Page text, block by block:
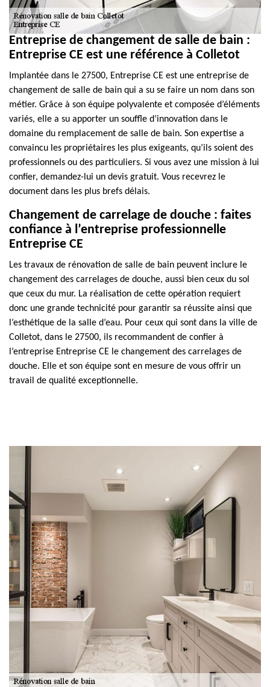
Entreprise de changement de salle de bain :
Entreprise CE est une référence à Colletot
Implantée dans le 27500, Entreprise CE est une entreprise de
changement de salle de bain qui a su se faire un nom dans son
métier. Grâce à son équipe polyvalente et composée d’éléments
variés, elle a su apporter un souffle d’innovation dans le
domaine du remplacement de salle de bain. Son expertise a
convaincu les propriétaires les plus exigeants, qu’ils soient des
professionnels ou des particuliers. Si vous avez une mission à lui
confier, demandez-lui un devis gratuit. Vous recevrez le
document dans les plus brefs délais.
Changement de carrelage de douche : faites
confiance à l’entreprise professionnelle
Entreprise CE
Les travaux de rénovation de salle de bain peuvent inclure le
changement des carrelages de douche, aussi bien ceux du sol
que ceux du mur. La réalisation de cette opération requiert
donc une grande technicité pour garantir sa réussite ainsi que
l’esthétique de la salle d’eau. Pour ceux qui sont dans la ville de
Colletot, dans le 27500, ils recommandent de confier à
l’entreprise Entreprise CE le changement des carrelages de
douche. Elle et son équipe sont en mesure de vous offrir un
travail de qualité exceptionnelle.